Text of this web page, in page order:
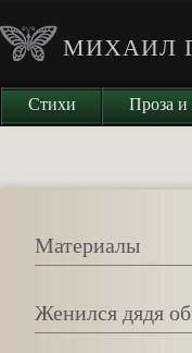
МИХАИЛ
Стихи Проза и
Материалы
Женился дядя